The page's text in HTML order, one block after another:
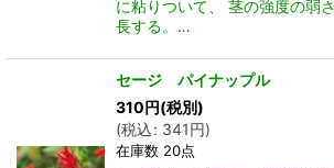
に粘りついて、 茎の強度の弱
長する。…
セージ パイナップル
310円(税別)
(税込: 341円)
在庫数 20点